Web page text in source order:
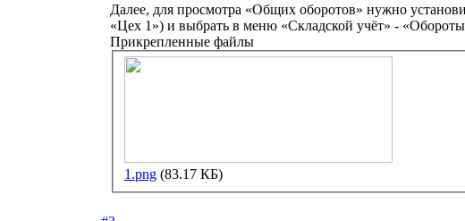
Далее, для просмотра «Общих оборотов» нужно
«Цех 1») и выбрать в меню «Складской учёт» -
Прикрепленные файлы
1.png (83.17 КБ)